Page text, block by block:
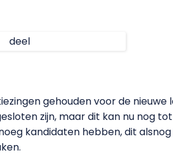
deel
gehouden voor de
zijn, maar dit kan nu nog
kandidaten hebben, dit